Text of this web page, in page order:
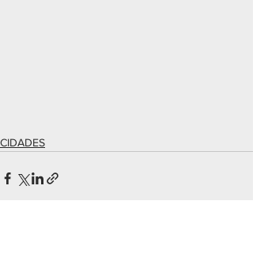
CIDADES